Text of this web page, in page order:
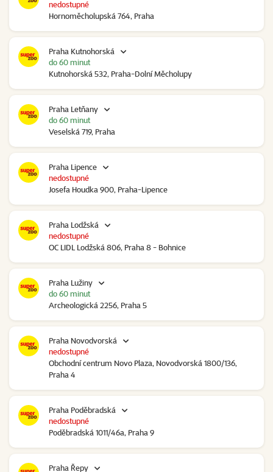
Hornoměcholupská 764, Praha
nedostupné
Praha Kutnohorská
Kutnohorská 532, Praha-Dolní Měcholupy
do 60 minut
Praha Letňany
Veselská 719, Praha
do 60 minut
Praha Lipence
Josefa Houdka 900, Praha-Lipence
nedostupné
Praha Lodžská
OC LIDL Lodžská 806, Praha 8 - Bohnice
nedostupné
Praha Lužiny
Archeologická 2256, Praha 5
do 60 minut
Praha Novodvorská
Obchodní centrum Novo Plaza, Novodvorská 1800/136,
Praha 4
nedostupné
Praha Poděbradská
Poděbradská 1011/46a, Praha 9
nedostupné
Praha Řepy